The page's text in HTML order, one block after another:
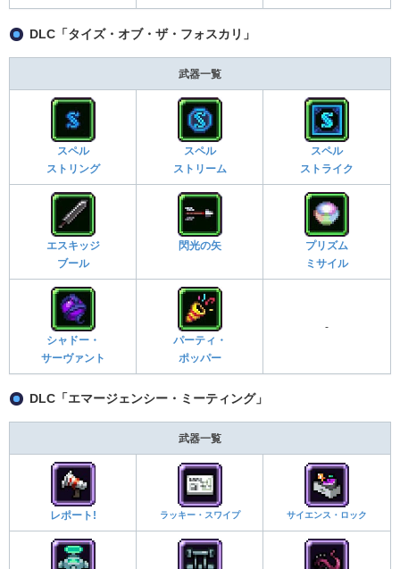
DLC「タイズ・オブ・ザ・フォスカリ」
武器一覧
スペル
ストリング
スペル
ストリーム
スペル
ストライク
エスキッジ
ブール
閃光の矢
プリズム
ミサイル
シャドー・
サーヴァント
パーティ・
ポッパー
-
DLC「エマージェンシー・ミーティング」
武器一覧
レポート! ラッキー・スワイプ サイエンス・ロック